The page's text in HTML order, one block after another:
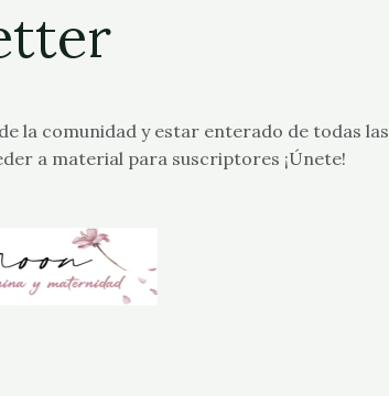
la comunidad y estar enterado de todas las
a material para suscriptores ¡Únete!